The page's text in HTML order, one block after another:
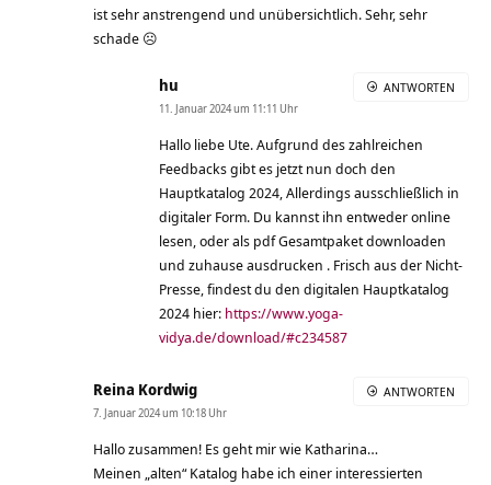
ist sehr anstrengend und unübersichtlich. Sehr, sehr
schade ☹️
hu
11. Januar 2024 um 11:11 Uhr
Hallo liebe Ute. Aufgrund des zahlreichen
Feedbacks gibt es jetzt nun doch den
Hauptkatalog 2024, Allerdings ausschließlich in
digitaler Form. Du kannst ihn entweder online
lesen, oder als pdf Gesamtpaket downloaden
und zuhause ausdrucken . Frisch aus der Nicht-
Presse, findest du den digitalen Hauptkatalog
2024 hier: https://www.yoga-
vidya.de/download/#c234587
ANTWORTEN
Reina Kordwig
7. Januar 2024 um 10:18 Uhr
Hallo zusammen! Es geht mir wie Katharina…
Meinen „alten“ Katalog habe ich einer interessierten
ANTWORTEN